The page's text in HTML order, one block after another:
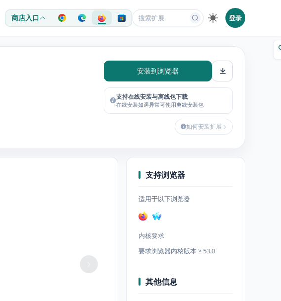
商店入口 登录
安装到浏览器
支持在线安装与离线包下载
在线安装如遇异常可使用离线安装包
如何安装扩展
支持浏览器
适用于以下浏览器
内核要求
要求浏览器内核版本 ≥ 53.0
其他信息